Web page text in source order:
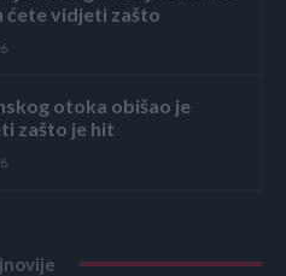
ćete vidjeti zašto
otoka obišao je
zašto je hit